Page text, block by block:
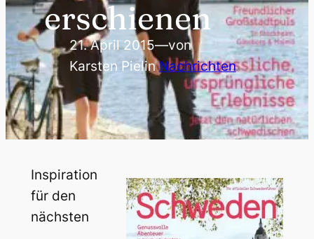
erschienen
21. April 2015—von
Karsten PielinNachrichten
Inspiration
für den
nächsten